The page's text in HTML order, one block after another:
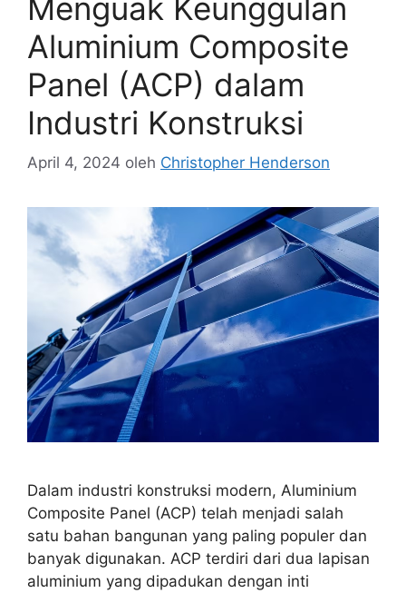
Menguak Keunggulan
Aluminium Composite
Panel (ACP) dalam
Industri Konstruksi
April 4, 2024 oleh Christopher Henderson
Dalam industri konstruksi modern, Aluminium
Composite Panel (ACP) telah menjadi salah
satu bahan bangunan yang paling populer dan
banyak digunakan. ACP terdiri dari dua lapisan
aluminium yang dipadukan dengan inti